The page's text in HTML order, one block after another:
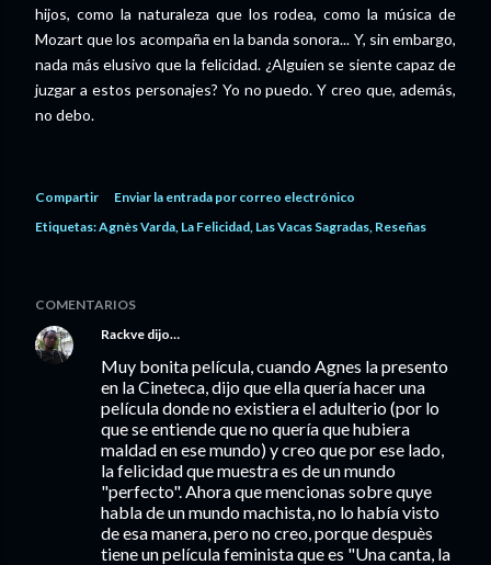
hijos, como la naturaleza que los rodea, como la música de
Mozart que los acompaña en la banda sonora... Y, sin embargo,
nada más elusivo que la felicidad. ¿Alguien se siente capaz de
juzgar a estos personajes? Yo no puedo. Y creo que, además,
no debo.
Compartir
Enviar la entrada por correo electrónico
Etiquetas:Agnès Varda La Felicidad Las Vacas Sagradas Reseñas
COMENTARIOS
Rackve dijo…
Muy bonita película, cuando Agnes la presento
en la Cineteca, dijo que ella quería hacer una
película donde no existiera el adulterio (por lo
que se entiende que no quería que hubiera
maldad en ese mundo) y creo que por ese lado,
la felicidad que muestra es de un mundo
"perfecto". Ahora que mencionas sobre quye
habla de un mundo machista, no lo había visto
de esa manera, pero no creo, porque despuès
tiene un película feminista que es "Una canta, la